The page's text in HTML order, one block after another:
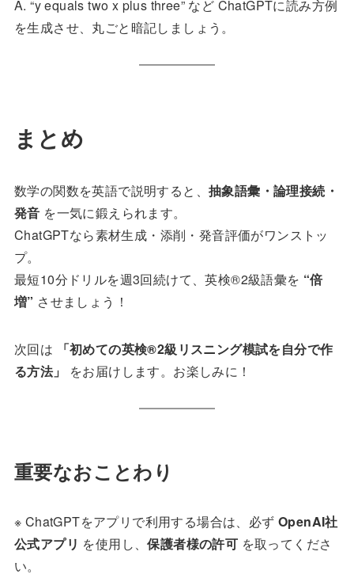
A. “y equals two x plus three” など ChatGPTに読み方例
を生成させ、丸ごと暗記しましょう。
まとめ
数学の関数を英語で説明すると、 抽象語彙・論理接続・
発音 を一気に鍛えられます。
ChatGPTなら素材生成・添削・発音評価がワンストッ
プ。
最短10分ドリルを週3回続けて、英検®️2級語彙を “倍
増” させましょう！
次回は
「初めての英検®️2級リスニング模試を自分で作
る方法」
をお届けします。お楽しみに！
重要なおことわり
※ ChatGPTをアプリで利用する場合は、必ず OpenAI社
公式アプリ を使用し、保護者様の許可 を取ってくださ
い。